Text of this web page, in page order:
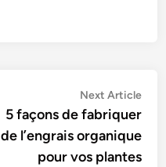
Next Article
5 façons de fabriquer
de l’engrais organique
pour vos plantes